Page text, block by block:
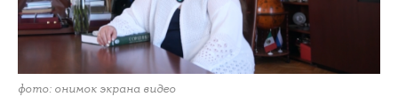
фото: онимок экрана видео